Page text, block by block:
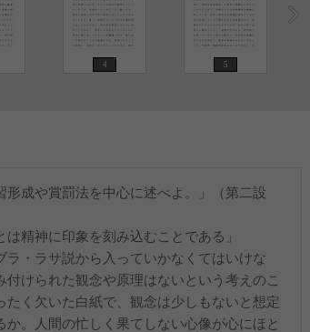
4 5
形成や賞罰法を中心に述べよ。」（第二設
精神に印象を刻み込むことである」
・ラサ説から入っていかなくてはいけな
けられた観念や原理はないという考えのこ
く欠いた白紙で、観念は少しもないと想定
。人間の忙しく果てしない心像が心にほと